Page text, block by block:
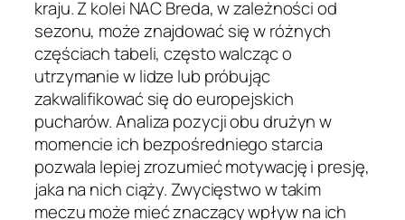
kraju. Z kolei NAC Breda, w zależności od
sezonu, może znajdować się w różnych
częściach tabeli, często walcząc o
utrzymanie w lidze lub próbując
zakwalifikować się do europejskich
pucharów. Analiza pozycji obu drużyn w
momencie ich bezpośredniego starcia
pozwala lepiej zrozumieć motywację i presję,
jaka na nich ciąży. Zwycięstwo w takim
meczu może mieć znaczący wpływ na ich